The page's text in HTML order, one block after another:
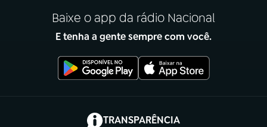
Baixe o app da rádio Nacional
E tenha a gente sempre com você.
TRANSPARÊNCIA
(abre em nova aba)